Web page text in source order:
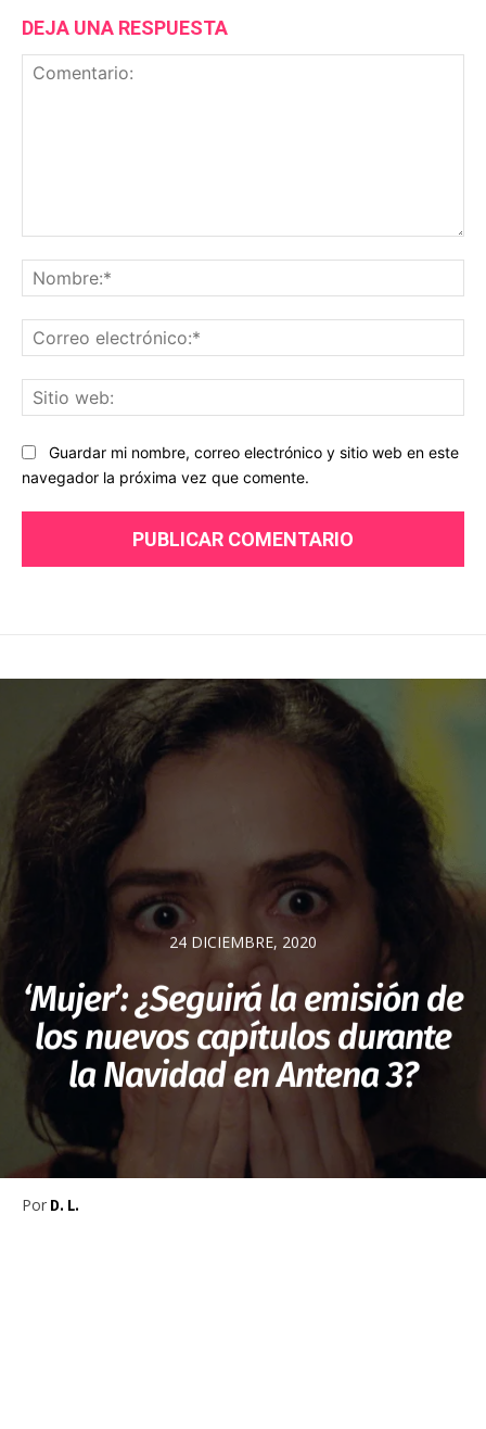
DEJA UNA RESPUESTA
Guardar mi nombre, correo electrónico y sitio web en este
navegador la próxima vez que comente.